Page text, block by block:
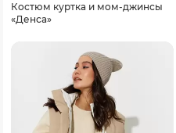
Костюм куртка и мом-джинсы
«Денса»